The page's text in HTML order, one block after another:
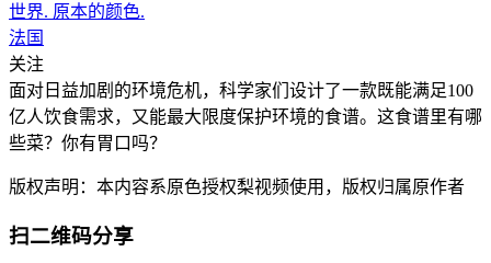
世界. 原本的颜色.
法国
关注
面对日益加剧的环境危机，科学家们设计了一款既能满足100
亿人饮食需求，又能最大限度保护环境的食谱。这食谱里有哪
些菜？你有胃口吗？
版权声明：本内容系原色授权梨视频使用，版权归属原作者
扫二维码分享